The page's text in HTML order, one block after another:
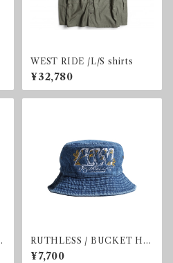
WEST RIDE /L/S shirts
¥32,780
RUTHLESS / BUCKET HA
T
¥7,700